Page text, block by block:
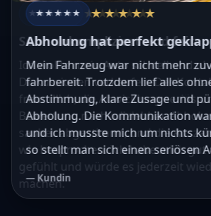
★★★★★ ★★★★★
Sehr unkompliziert und fair
Ich wollte mein Auto schnell und
Diskussionen verkaufen. Der
freundlich, die Abwicklung seriös
Bewertung nachvollziehbar.
sauber abgestimmt, und die
wie besprochen. Ich habe mich
gefühlt und würde es jederzeit
machen.
★★★★★ ★★★★★
Abholung hat perfekt
Mein Fahrzeug war nicht mehr
fahrbereit. Trotzdem lief alles
Abstimmung, klare Zusage und
Abholung. Die Kommunikation
und ich musste mich um nichts
so stellt man sich einen seriösen
— Kundin
★★★★★ ★★★★★
★★★★★ ★★★★★
★★★★★ ★★★★★